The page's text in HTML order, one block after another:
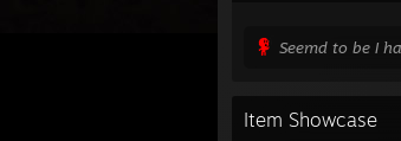
Seemd to be I
Item Showcase